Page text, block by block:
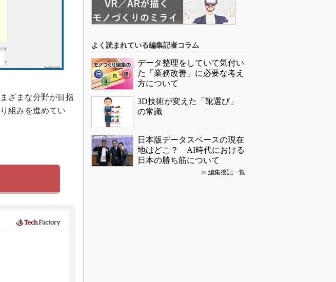
ざまな分野が目指
組みを進めてい
よく読まれている編集記者コラム
データ整理をしていて気付い
た「業務改善」に必要な考え
方について
3D技術が変えた「靴選び」
の常識
日本版データスペースの現在
地はどこ？ AI時代における
日本の勝ち筋について
≫ 編集後記一覧